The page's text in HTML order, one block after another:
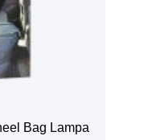
Bag Lampa